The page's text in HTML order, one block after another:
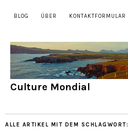
BLOG ÜBER KONTAKTFORMULAR
Culture Mondial
ALLE ARTIKEL MIT DEM SCHLAGWORT: